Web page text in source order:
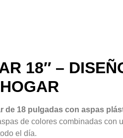
18″ –
de 18 pulgadas con aspas
de colores combinadas con
el día.